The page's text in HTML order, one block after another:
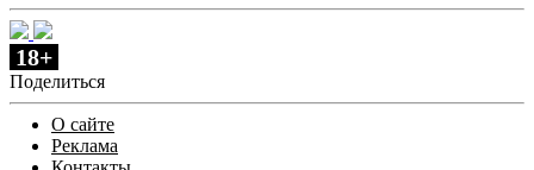
18+
Поделиться
О сайте
Реклама